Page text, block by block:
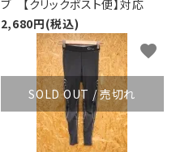
ブ 【クリックポスト便】対応
2,680円(税込)
SOLD OUT / 売切れ
favorite